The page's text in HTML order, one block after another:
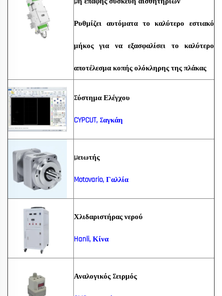
Ρυθμίζει αυτόματα το καλύτερο εστιακό
μήκος για να εξασφαλίσει το καλύτερο
αποτέλεσμα κοπής ολόκληρης της πλάκας
Σύστημα Ελέγχου
CYPCUT, Σαγκάη
Μειωτής
Motovario, Γαλλία
Χλιδαριστήρας νερού
Hanli, Κίνα
Αναλογικός Σειρμός